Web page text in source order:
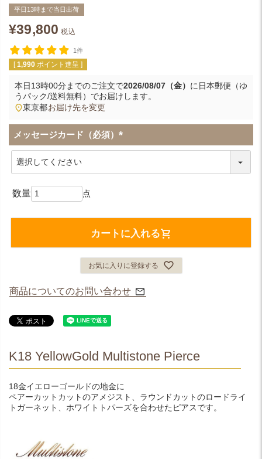
平日13時まで当日出荷
¥39,800 税込
1件
[ 1,990 ポイント進呈 ]
本日13時00分までのご注文で2026/08/07（金） に 日本郵便（ゆ
うパック/送料無料） でお届けします。
東京都お届け先を変更
メッセージカード（必須）
(
カートに入れる
お気に入りに登録する
商品についてのお問い合わせ
K18 YellowGold Multistone Pierce
18金イエローゴールドの地金に
ペアーカットカットのアメジスト、ラウンドカットのロードライ
トガーネット、ホワイトトパーズを合わせたピアスです。